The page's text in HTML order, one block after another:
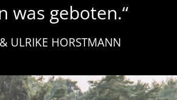
was geboten.“
ULRIKE HORSTMANN